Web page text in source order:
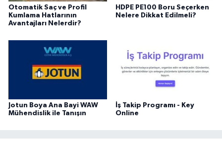
Otomatik Saç ve Profil
Kumlama Hatlarının
Avantajları Nelerdir?
HDPE PE100 Boru Seçerken
Nelere Dikkat Edilmeli?
Jotun Boya Ana Bayi WAW
Mühendislik ile Tanışın
İş Takip Programı - Key
Online